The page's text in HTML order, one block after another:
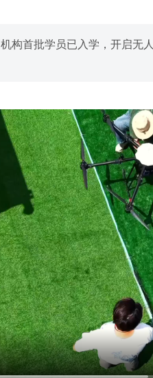
构首批学员已入学，开启无